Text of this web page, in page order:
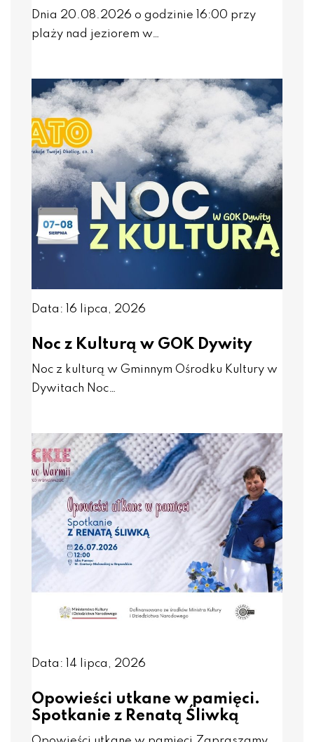
Dnia 20.08.2026 o godzinie 16:00 przy
plaży nad jeziorem w…
Data: 16 lipca, 2026
Noc z Kulturą w GOK Dywity
Noc z kulturą w Gminnym Ośrodku Kultury w
Dywitach Noc…
Data: 14 lipca, 2026
Opowieści utkane w pamięci.
Spotkanie z Renatą Śliwką